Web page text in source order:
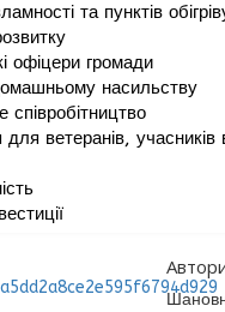
та пунктів
офіцери громади
насильству
співробітництво
для ветеранів, учасників